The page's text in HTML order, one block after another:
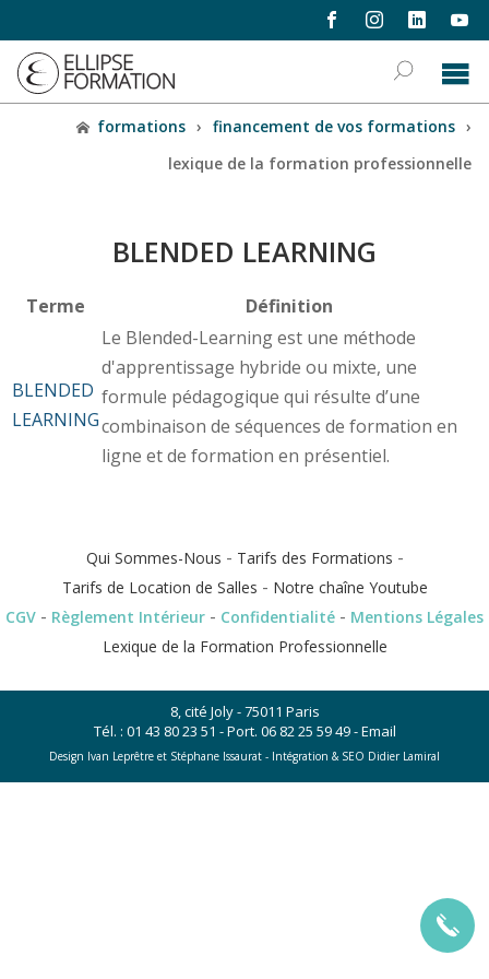
formations › financement de vos formations ›
lexique de la formation professionnelle
BLENDED LEARNING
Terme Définition
BLENDED
LEARNING
Le Blended-Learning est une méthode
d'apprentissage hybride ou mixte, une
formule pédagogique qui résulte d’une
combinaison de séquences de formation en
ligne et de formation en présentiel.
Qui Sommes-Nous - Tarifs des Formations -
Tarifs de Location de Salles - Notre chaîne Youtube
CGV - Règlement Intérieur - Confidentialité - Mentions Légales
Lexique de la Formation Professionnelle
8, cité Joly - 75011 Paris
Tél. : 01 43 80 23 51 - Port. 06 82 25 59 49-Email
Design Ivan Leprêtre et Stéphane Issaurat - Intégration & SEO Didier Lamiral